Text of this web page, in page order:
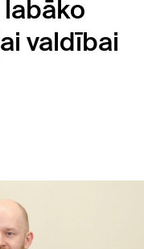
valdībai